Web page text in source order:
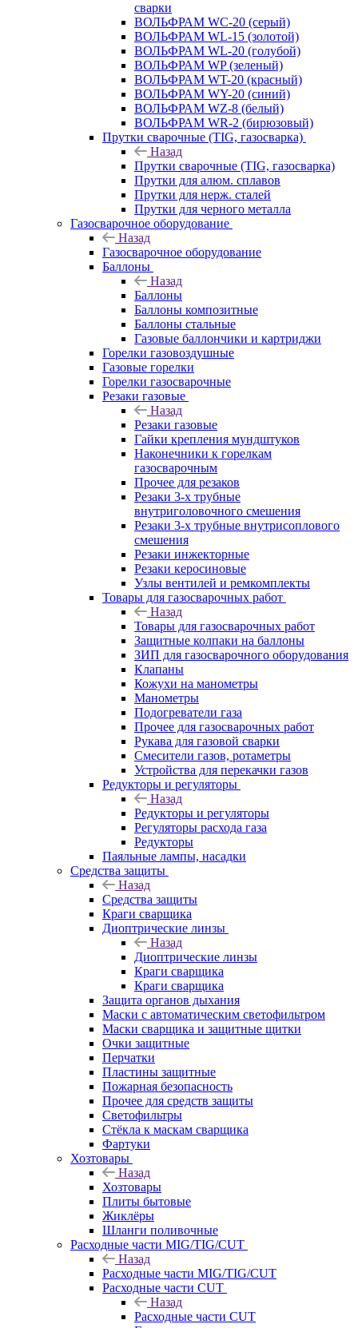
сварки
ВОЛЬФРАМ WC-20 (серый)
ВОЛЬФРАМ WL-15 (золотой)
ВОЛЬФРАМ WL-20 (голубой)
ВОЛЬФРАМ WP (зеленый)
ВОЛЬФРАМ WT-20 (красный)
ВОЛЬФРАМ WY-20 (синий)
ВОЛЬФРАМ WZ-8 (белый)
ВОЛЬФРАМ WR-2 (бирюзовый)
Прутки сварочные (TIG, газосварка)
Назад
Прутки сварочные (TIG, газосварка)
Прутки для алюм. сплавов
Прутки для нерж. сталей
Прутки для черного металла
Газосварочное оборудование
Назад
Газосварочное оборудование
Баллоны
Назад
Баллоны
Баллоны композитные
Баллоны стальные
Газовые баллончики и картриджи
Горелки газовоздушные
Газовые горелки
Горелки газосварочные
Резаки газовые
Назад
Резаки газовые
Гайки крепления мундштуков
Наконечники к горелкам
газосварочным
Прочее для резаков
Резаки 3-х трубные
внутриголовочного смешения
Резаки 3-х трубные внутрисоплового
смешения
Резаки инжекторные
Резаки керосиновые
Узлы вентилей и ремкомплекты
Товары для газосварочных работ
Назад
Товары для газосварочных работ
Защитные колпаки на баллоны
ЗИП для газосварочного оборудования
Клапаны
Кожухи на манометры
Манометры
Подогреватели газа
Прочее для газосварочных работ
Рукава для газовой сварки
Смесители газов, ротаметры
Устройства для перекачки газов
Редукторы и регуляторы
Назад
Редукторы и регуляторы
Регуляторы расхода газа
Редукторы
Паяльные лампы, насадки
Средства защиты
Назад
Средства защиты
Краги сварщика
Диоптрические линзы
Назад
Диоптрические линзы
Краги сварщика
Краги сварщика
Защита органов дыхания
Маски с автоматическим светофильтром
Маски сварщика и защитные щитки
Очки защитные
Перчатки
Пластины защитные
Пожарная безопасность
Прочее для средств защиты
Светофильтры
Стёкла к маскам сварщика
Фартуки
Хозтовары
Назад
Хозтовары
Плиты бытовые
Жиклёры
Шланги поливочные
Расходные части MIG/TIG/CUT
Назад
Расходные части MIG/TIG/CUT
Расходные части CUT
Назад
Расходные части CUT